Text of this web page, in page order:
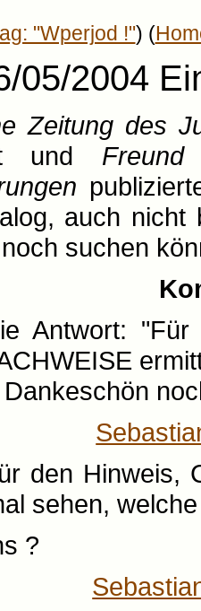
"Wperjod !") (
05/2004
Zeitung des
und Freund
auch
suchen
Antwort:
den Hinweis,
sehen,
?